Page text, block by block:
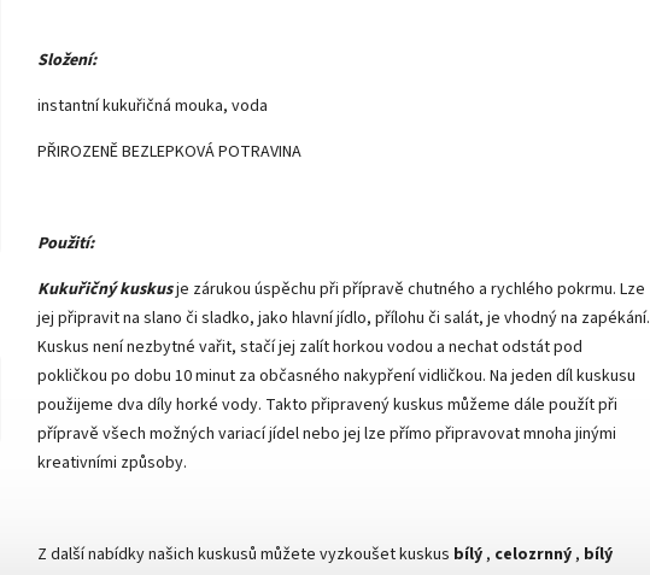
Složení:
instantní kukuřičná mouka, voda
PŘIROZENĚ BEZLEPKOVÁ POTRAVINA
Použití:
Kukuřičný kuskusje zárukou úspěchu při přípravě chutného a rychlého pokrmu. Lze
jej připravit na slano či sladko, jako hlavní jídlo, přílohu či salát, je vhodný na zapékání.
Kuskus není nezbytné vařit, stačí jej zalít horkou vodou a nechat odstát pod
pokličkou po dobu 10 minut za občasného nakypření vidličkou. Na jeden díl kuskusu
použijeme dva díly horké vody. Takto připravený kuskus můžeme dále použít při
přípravě všech možných variací jídel nebo jej lze přímo připravovat mnoha jinými
kreativními způsoby.
Z další nabídky našich kuskusů můžete vyzkoušet kuskus bílý, celozrnný, bílý